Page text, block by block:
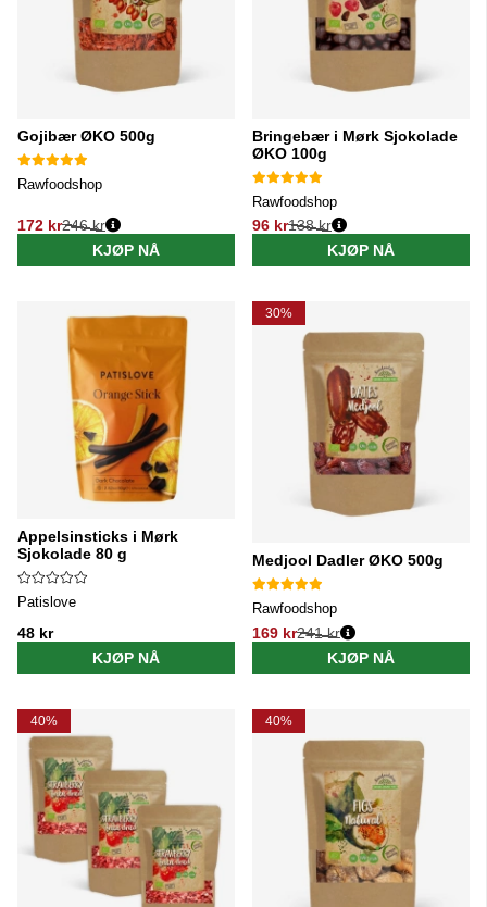
Gojibær ØKO 500g
Rawfoodshop
172 kr
Vanlig pris:
246 kr
KJØP NÅ
Bringebær i Mørk Sjokolade
ØKO 100g
Rawfoodshop
96 kr
Vanlig pris:
138 kr
KJØP NÅ
Appelsinsticks i Mørk
Sjokolade 80 g
Patislove
48 kr
KJØP NÅ
30%
Medjool Dadler ØKO 500g
Rawfoodshop
169 kr
Vanlig pris:
241 kr
KJØP NÅ
40% 40%